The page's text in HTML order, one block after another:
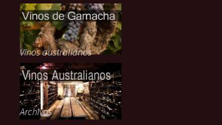
Vinos australianos
Archivos